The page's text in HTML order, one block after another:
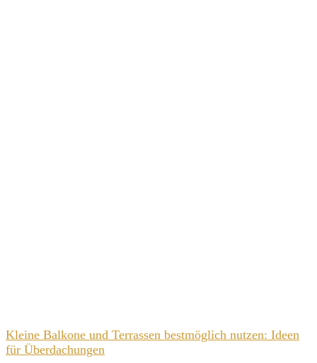
Kleine Balkone und Terrassen bestmöglich nutzen: Ideen
für Überdachungen